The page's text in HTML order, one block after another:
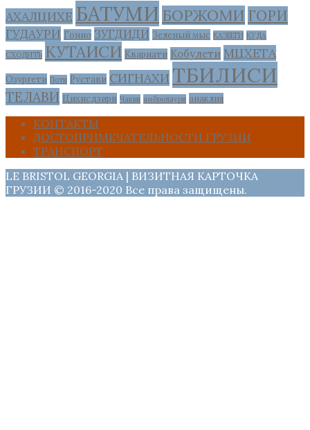
АХАЛЦИХЕ БАТУМИ БОРЖОМИ ГОРИ
ГУДАУРИ Гонио ЗУГДИДИ Зеленый мыс КАЗБЕГИ КУДА
СХОДИТЬ КУТАИСИ Квариати Кобулети МЦХЕТА
Озургети Поти Рустави СИГНАХИ ТБИЛИСИ
ТЕЛАВИ Цихисдзири Чакви амбролаури анаклия
КОНТАКТЫ
ДОСТОПРИМЕЧАТЕЛЬНОСТИ ГРУЗИИ
ТРАНСПОРТ
LE BRISTOL GEORGIA | ВИЗИТНАЯ КАРТОЧКА
ГРУЗИИ © 2016-2020 Все права защищены.